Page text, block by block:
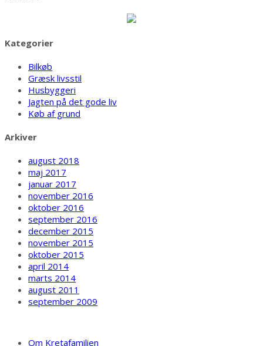
Kategorier
Bilkøb
Græsk livsstil
Husbyggeri
Jagten på det gode liv
Køb af grund
Arkiver
august 2018
maj 2017
januar 2017
november 2016
oktober 2016
september 2016
december 2015
november 2015
oktober 2015
april 2014
marts 2014
august 2011
september 2009
Om Kretafamilien